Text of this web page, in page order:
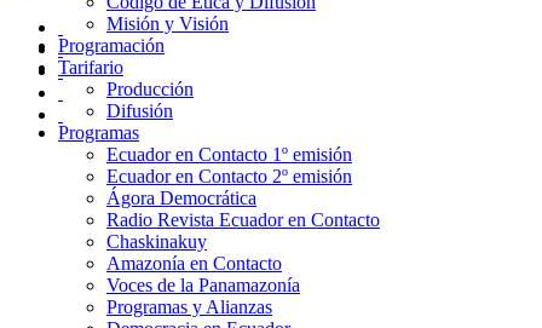
Misión y Visión
Programación
Tarifario
Producción
Difusión
Programas
Ecuador en Contacto 1º emisión
Ecuador en Contacto 2º emisión
Ágora Democrática
Radio Revista Ecuador en Contacto
Chaskinakuy
Amazonía en Contacto
Voces de la Panamazonía
Programas y Alianzas